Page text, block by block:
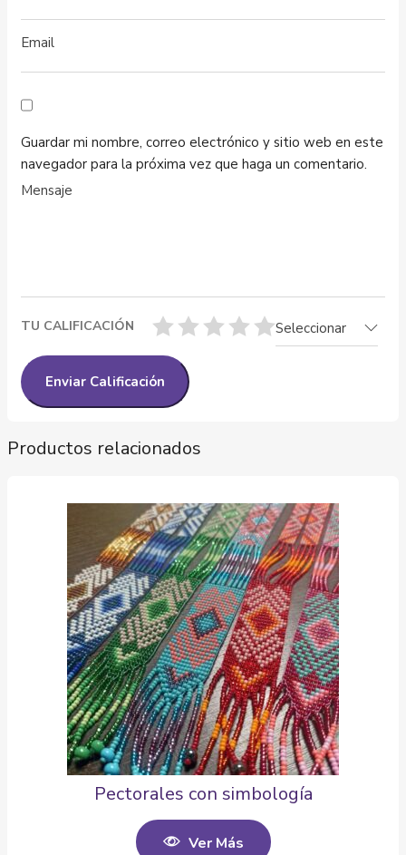
Guardar mi nombre, correo electrónico y sitio web en este
navegador para la próxima vez que haga un comentario.
TU CALIFICACIÓN Seleccionar
Productos relacionados
Pectorales con simbología
Ver Más